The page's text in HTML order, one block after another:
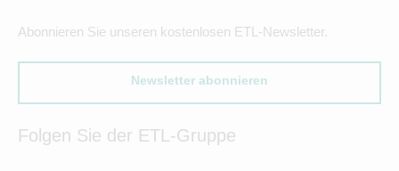
Abonnieren Sie unseren kostenlosen ETL-Newsletter.
Newsletter abonnieren
Folgen Sie der ETL-Gruppe